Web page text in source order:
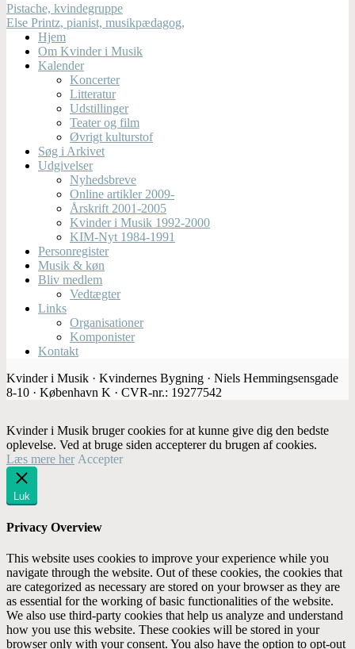
Pistache, kvindegruppe
Else Printz, pianist, musikpædagog,
Hjem
Om Kvinder i Musik
Kalender
Koncerter
Litteratur
Udstillinger
Teater og film
Øvrigt kulturstof
Søg i Arkivet
Udgivelser
Nyhedsbreve
Online artikler 2009-
Årskrift 2001-2005
Kvinder i Musik 1992-2000
KIM-Nyt 1984-1991
Personregister
Musik & køn
Bliv medlem
Vedtægter
Links
Organisationer
Komponister
Kontakt
Kvinder i Musik · Kvindernes Bygning · Niels Hemmingsensgade
8-10 · København K · CVR-nr.: 19277542
Kvinder i Musik bruger cookies for at kunne give dig den bedste
oplevelse. Ved at bruge siden accepterer du brugen af cookies.
Læs mere her Accepter
Luk
Privacy Overview
This website uses cookies to improve your experience while you
navigate through the website. Out of these cookies, the cookies that
are categorized as necessary are stored on your browser as they are
as essential for the working of basic functionalities of the website.
We also use third-party cookies that help us analyze and understand
how you use this website. These cookies will be stored in your
browser only with your consent. You also have the option to opt-out